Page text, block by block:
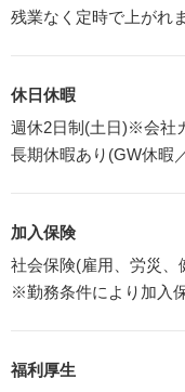
残業なく定時で上がれ
休日休暇
週休2日制(土日)※会社
長期休暇あり(GW休暇
加入保険
社会保険(雇用、労災、
※勤務条件により加入
福利厚生